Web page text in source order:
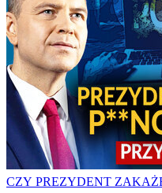
CZY PREZYDENT